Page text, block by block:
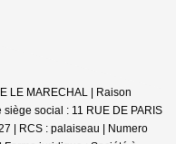
LE MARECHAL | Raison
social : 11 RUE DE PARIS
| RCS : palaiseau | Numero